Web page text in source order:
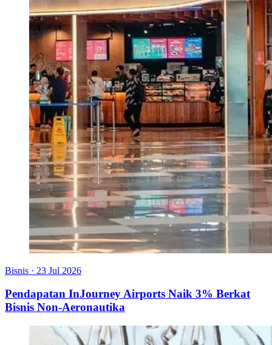
Bisnis · 23 Jul 2026
Pendapatan InJourney Airports Naik 3% Berkat
Bisnis Non-Aeronautika